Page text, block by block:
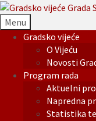
Menu
Gradsko vijeće
O Vijeću
Novosti
Program rada
Aktuelni
Napredna
Statistika